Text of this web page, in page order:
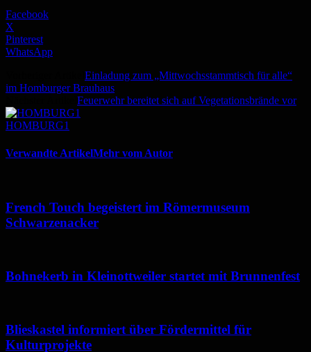
Facebook
X
Pinterest
WhatsApp
Einladung zum „Mittwochsstammtisch für alle“
im Homburger Brauhaus
Feuerwehr bereitet sich auf Vegetationsbrände vor
HOMBURG1
Verwandte ArtikelMehr vom Autor
French Touch begeistert im Römermuseum
Schwarzenacker
Bohnekerb in Kleinottweiler startet mit Brunnenfest
Blieskastel informiert über Fördermittel für
Kulturprojekte